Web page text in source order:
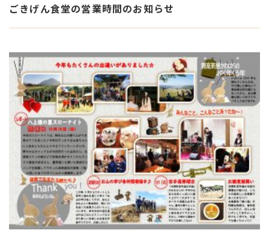
ごきげん食堂の営業時間のお知らせ